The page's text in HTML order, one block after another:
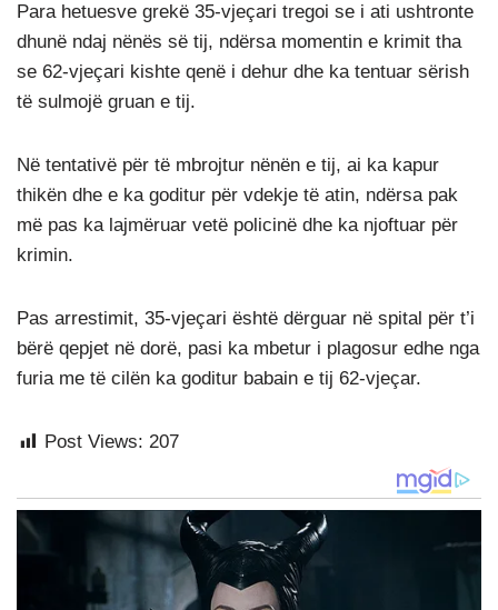
Para hetuesve grekë 35-vjeçari tregoi se i ati ushtronte
dhunë ndaj nënës së tij, ndërsa momentin e krimit tha
se 62-vjeçari kishte qenë i dehur dhe ka tentuar sërish
të sulmojë gruan e tij.
Në tentativë për të mbrojtur nënën e tij, ai ka kapur
thikën dhe e ka goditur për vdekje të atin, ndërsa pak
më pas ka lajmëruar vetë policinë dhe ka njoftuar për
krimin.
Pas arrestimit, 35-vjeçari është dërguar në spital për t’i
bërë qepjet në dorë, pasi ka mbetur i plagosur edhe nga
furia me të cilën ka goditur babain e tij 62-vjeçar.
Post Views: 207